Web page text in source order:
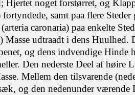
Hjertet noget forstørret, og
fortyndede, samt paa flere
caronaria) paa enkelte
Masse udtraadt i dens Huulhed.
og dens indvendige Hinde
Den nederste Deel af høire
Mellem den tilsvarende
og den nedenunder værende